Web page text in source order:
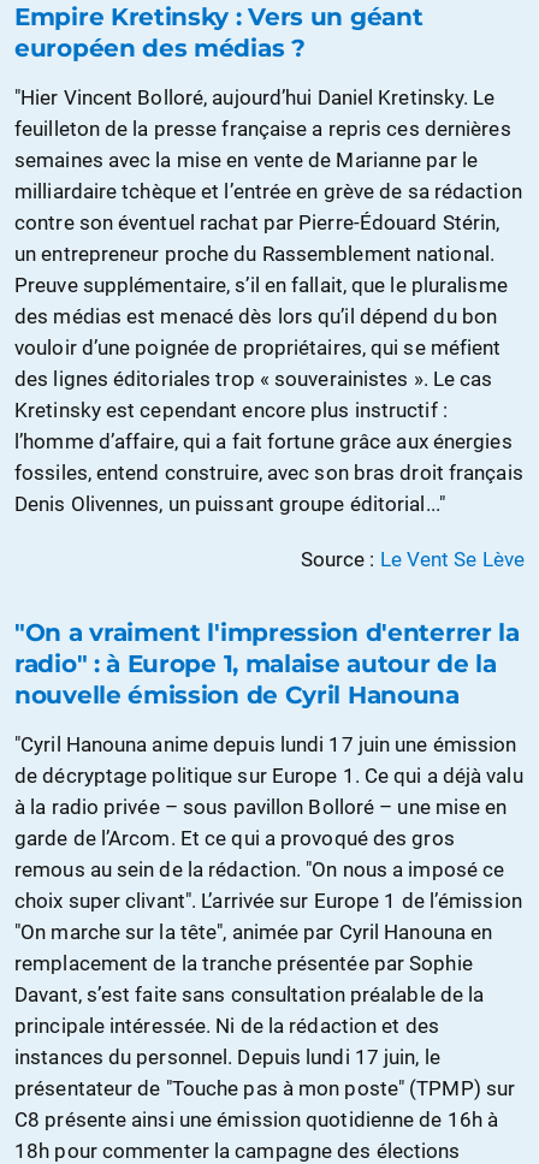
Empire Kretinsky : Vers un géant
européen des médias ?
"Hier Vincent Bolloré, aujourd’hui Daniel Kretinsky. Le
feuilleton de la presse française a repris ces dernières
semaines avec la mise en vente de Marianne par le
milliardaire tchèque et l’entrée en grève de sa rédaction
contre son éventuel rachat par Pierre-Édouard Stérin,
un entrepreneur proche du Rassemblement national.
Preuve supplémentaire, s’il en fallait, que le pluralisme
des médias est menacé dès lors qu’il dépend du bon
vouloir d’une poignée de propriétaires, qui se méfient
des lignes éditoriales trop « souverainistes ». Le cas
Kretinsky est cependant encore plus instructif :
l’homme d’affaire, qui a fait fortune grâce aux énergies
fossiles, entend construire, avec son bras droit français
Denis Olivennes, un puissant groupe éditorial..."
Source : Le Vent Se Lève
"On a vraiment l'impression d'enterrer la
radio" : à Europe 1, malaise autour de la
nouvelle émission de Cyril Hanouna
"Cyril Hanouna anime depuis lundi 17 juin une émission
de décryptage politique sur Europe 1. Ce qui a déjà valu
à la radio privée – sous pavillon Bolloré – une mise en
garde de l’Arcom. Et ce qui a provoqué des gros
remous au sein de la rédaction. "On nous a imposé ce
choix super clivant". L’arrivée sur Europe 1 de l’émission
"On marche sur la tête", animée par Cyril Hanouna en
remplacement de la tranche présentée par Sophie
Davant, s’est faite sans consultation préalable de la
principale intéressée. Ni de la rédaction et des
instances du personnel. Depuis lundi 17 juin, le
présentateur de "Touche pas à mon poste" (TPMP) sur
C8 présente ainsi une émission quotidienne de 16h à
18h pour commenter la campagne des élections